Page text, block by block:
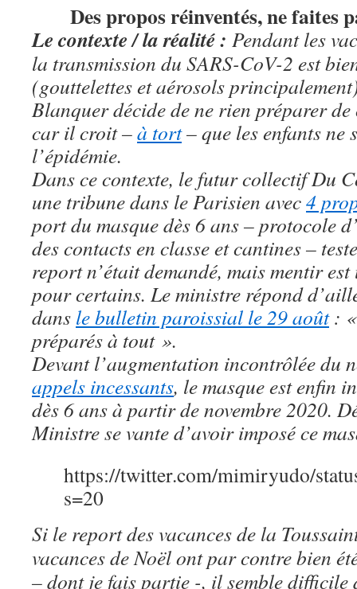
Des propos réinventés, ne faites
Le contexte / la réalité : Pendant les
la transmission du SARS-CoV-2 est
(gouttelettes et aérosols
Blanquer décide de ne rien préparer
car il croit –à tort– que les enfants ne
l’épidémie.
Dans ce contexte, le futur collectif Du
une tribune dans le Parisien avec4
port du masque dès 6 ans – protocole
des contacts en classe et cantines –
report n’était demandé, mais mentir
pour certains. Le ministre répond
dans le bulletin paroissial le 29 août: «
préparés à tout ».
Devant l’augmentation incontrôlée du
appels incessants, le masque est enfin
dès 6 ans à partir de novembre 2020.
Ministre se vante d’avoir imposé ce
https://twitter.com/mimiryudo/
s=20
Si le report des vacances de la
vacances de Noël ont par contre bien
– dont je fais partie -, il semble difficile